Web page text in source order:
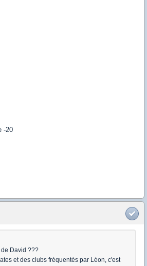
-20
David ???
et des clubs fréquentés par Léon, c'est